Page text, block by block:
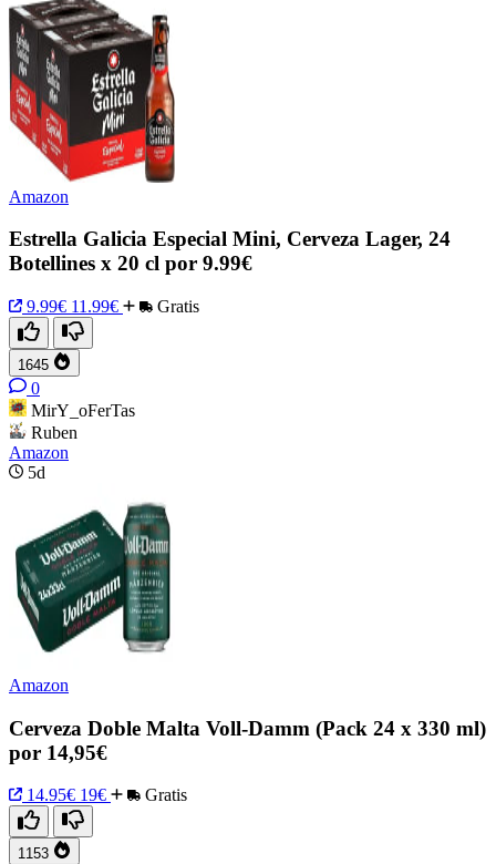
Amazon
Estrella Galicia Especial Mini, Cerveza Lager, 24
Botellines x 20 cl por 9.99€
9.99€ 11.99€ Gratis
1645
0
MirY_oFerTas
Ruben
Amazon
5d
Amazon
Cerveza Doble Malta Voll-Damm (Pack 24 x 330 ml)
por 14,95€
14.95€ 19€ Gratis
1153